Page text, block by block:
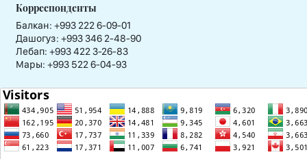
Корреспонденты
Балкан: +993 222 6-09-01
Дашогуз: +993 346 2-48-90
Лебап: +993 422 3-26-83
Мары: +993 522 6-04-93